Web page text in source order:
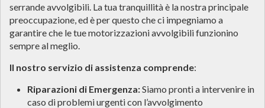
serrande avvolgibili. La tua tranquillità è la nostra principale
preoccupazione, ed è per questo che ci impegniamo a
garantire che le tue motorizzazioni avvolgibili funzionino
sempre al meglio.
Il nostro servizio di assistenza comprende:
Riparazioni di Emergenza:Siamo pronti a intervenire in
caso di problemi urgenti con l’avvolgimento